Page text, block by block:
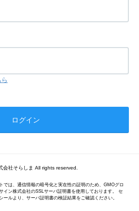
会社そらしま All rights reserved.
では、通信情報の暗号化と実在性の証明のため、GMOグロ
イン株式会社のSSLサーバ証明書を使用しております。 セ
ールより、サーバ証明書の検証結果をご確認ください。